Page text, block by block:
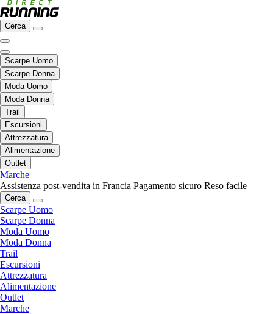
Cerca
Scarpe Uomo
Scarpe Donna
Moda Uomo
Moda Donna
Trail
Escursioni
Attrezzatura
Alimentazione
Outlet
Marche
Assistenza post-vendita in Francia Pagamento sicuro Reso facile
Cerca
Scarpe Uomo
Scarpe Donna
Moda Uomo
Moda Donna
Trail
Escursioni
Attrezzatura
Alimentazione
Outlet
Marche